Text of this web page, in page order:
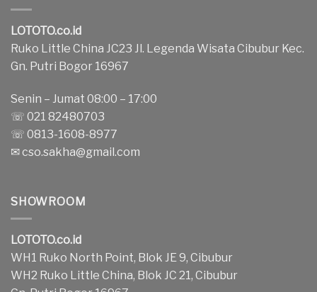
LOTOTO.co.id
Ruko Little China JC23 Jl. Legenda Wisata Cibubur Kec.
Gn. Putri Bogor 16967
Senin – Jumat 08:00 – 17:00
☏ 021 82480703
☏ 0813-1608-8977
✉cso.sakha@gmail.com
SHOWROOM
LOTOTO.co.id
WH1 Ruko North Point, Blok JE 9, Cibubur
WH2 Ruko Little China, Blok JC 21, Cibubur